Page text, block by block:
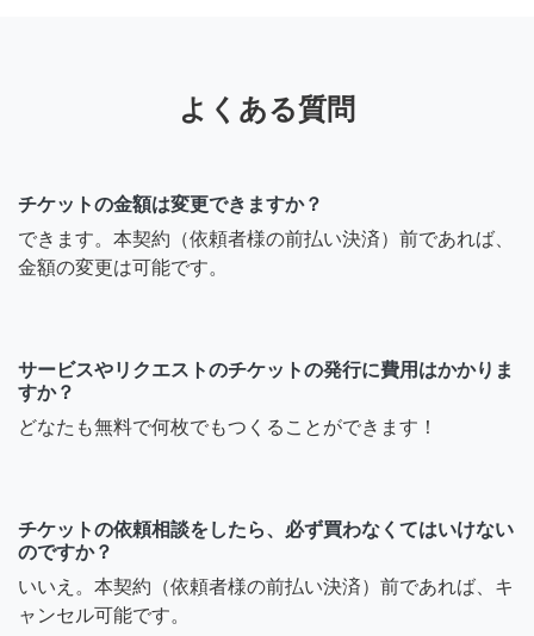
よくある質問
チケットの金額は変更できますか？
できます。本契約（依頼者様の前払い決済）前であれば、
金額の変更は可能です。
サービスやリクエストのチケットの発行に費用はかかりま
すか？
どなたも無料で何枚でもつくることができます！
チケットの依頼相談をしたら、必ず買わなくてはいけない
のですか？
いいえ。本契約（依頼者様の前払い決済）前であれば、キ
ャンセル可能です。